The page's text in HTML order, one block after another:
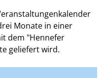
Monate in einer
dem "Hennefer
geliefert wird.